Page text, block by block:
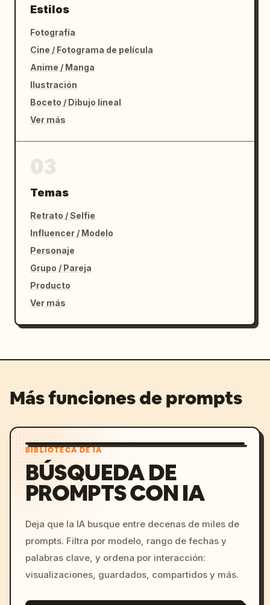
Estilos
Fotografía
Cine / Fotograma de película
Anime / Manga
Ilustración
Boceto / Dibujo lineal
Ver más
Temas
Retrato / Selfie
Influencer / Modelo
Personaje
Grupo / Pareja
Producto
Ver más
Más funciones de prompts
BIBLIOTECA DE IA
BÚSQUEDA DE
PROMPTS CON IA
Deja que la IA busque entre decenas de miles de
prompts. Filtra por modelo, rango de fechas y
palabras clave, y ordena por interacción:
visualizaciones, guardados, compartidos y más.